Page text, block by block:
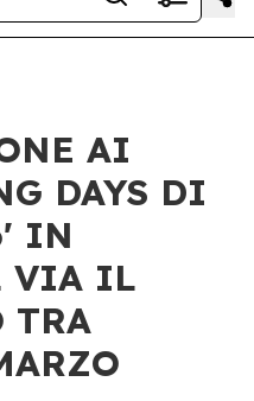
AI
DAYS DI
IN
VIA IL
TRA